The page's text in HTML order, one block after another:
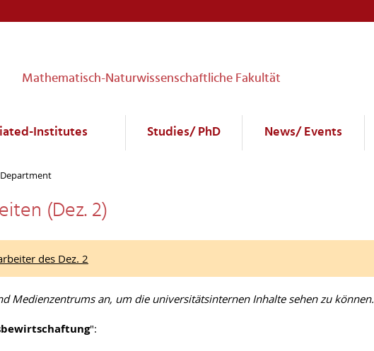
Mathematisch-Naturwissenschaftliche Fakultät
Institutes Studies/ PhD News/ Events
(Dez. 2)
des Dez. 2
Medienzentrums an, um die universitätsinternen Inhalte sehen zu können.
":